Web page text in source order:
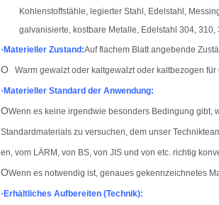
Kohlenstoffstähle, legierter Stahl, Edelstahl,
galvanisierte, kostbare Metalle, Edelstahl 304,
· Materieller Zustand:Auf flachem Blatt angebende
O Warm gewalzt oder kaltgewalzt oder kaltbezogen für
· Materieller Standard der Anwendung:
OWenn es keine irgendwie besonders Bedingung gibt,
Standardmaterials zu versuchen, dem unser
en, vom LÄRM, von BS, von JIS und von etc. richtig
OWenn es notwendig ist, genaues gekennzeichnetes
· Erhältliches Aufbereiten (Technik):